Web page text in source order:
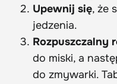
Upewnij się, że
jedzenia.
Rozpuszczalny
do miski, a
do zmywarki.